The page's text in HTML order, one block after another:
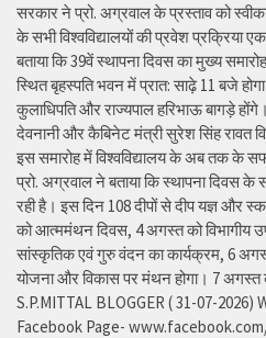
सरकार ने प्रो. अग्रवाल के प्रस्ताव को
के सभी विश्वविद्यालयों की प्रवेश प्रक्रिया
बताया कि 39वें स्थापना दिवस का मुख्य
स्थित बृहस्पति भवन में प्रात: साढ़े 11 बजे
कुलाधिपति और राज्यपाल हरिभाऊ बागड़े
देवनानी और कैबिनेट मंत्री सुरेश सिंह रावत
इस समारोह में विश्वविद्यालय के अब तक के
प्रो. अग्रवाल ने बताया कि स्थापना दिवस
रही है। इस दिन 108 दीपों से दीप यज्ञ और
को आत्ममंथन दिवस, 4 अगस्त को विभागीय
सांस्कृतिक एवं गुरु वंदन का कार्यक्रम, 6 अगस्त
योजना और विकास पर मंथन होगा। 7 अगस्त
S.P.MITTAL BLOGGER ( 31-07-
Facebook Page-